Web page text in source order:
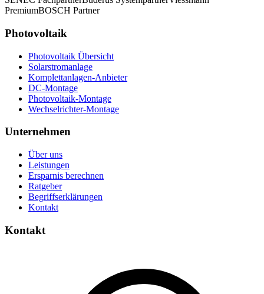
PremiumBOSCH Partner
Photovoltaik
Photovoltaik Übersicht
Solarstromanlage
Komplettanlagen-Anbieter
DC-Montage
Photovoltaik-Montage
Wechselrichter-Montage
Unternehmen
Über uns
Leistungen
Ersparnis berechnen
Ratgeber
Begriffserklärungen
Kontakt
Kontakt